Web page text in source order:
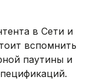
в Сети и
вспомнить
паутины и